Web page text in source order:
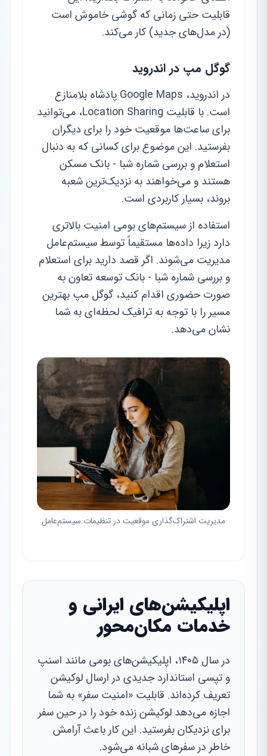
قابلیت حتی زمانی که گوشی خاموش است
(در مدل‌های جدید) کار می‌کند.
گوگل مپ در اندروید
در اندروید، Google Maps پادشاه بلامنازع
است. با قابلیت Location Sharing، می‌توانید
برای ساعت‌ها موقعیت خود را برای دیگران
بفرستید. این موضوع برای کسانی که به دنبال
استعلام و بررسی شماره شبا - بانک مسکن
هستند و می‌خواهند به نزدیک‌ترین شعبه
بروند، بسیار کاربردی است.
استفاده از سیستم‌های بومی امنیت بالاتری
دارد زیرا داده‌ها مستقیماً توسط سیستم‌عامل
مدیریت می‌شوند. اگر قصد دارید برای استعلام
و بررسی شماره شبا - بانک توسعه تعاون به
صورت حضوری اقدام کنید، گوگل مپ بهترین
مسیر را با توجه به ترافیک لحظه‌ای به شما
نشان می‌دهد.
مدیریت اشتراک‌گذاری موقعیت در تنظیمات سیستم‌عامل
اپلیکیشن‌های ایرانی و
خدمات مکان‌محور
در سال ۱۴۰۵، اپلیکیشن‌های بومی مانند اسنپ
و تپسی استاندارد جدیدی در ارسال لوکیشن
تعریف کرده‌اند. قابلیت «امنیت سفر» به شما
اجازه می‌دهد لوکیشن زنده خود را در حین سفر
برای نزدیکان بفرستید. این کار باعث آرامش
خاطر در سفرهای شبانه می‌شود.